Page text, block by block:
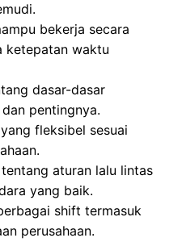
bekerja secara
ketepatan waktu
dasar-dasar
pentingnya.
fleksibel sesuai
aturan lalu lintas
yang baik.
shift termasuk
perusahaan.